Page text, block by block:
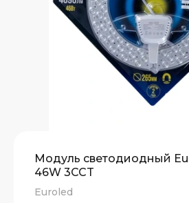
Модуль светодиодный
46W 3CCT
Euroled